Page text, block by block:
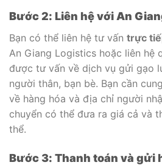
Bước 2: Liên hệ với An
Bạn có thể liên hệ tư vấn trực
An Giang Logistics hoặc liên hệ
được tư vấn về dịch vụ gửi gạo
người thân, bạn bè. Bạn cần
về hàng hóa và địa chỉ người
chuyển có thể đưa ra giá cả và
thể.
Bước 3: Thanh toán và gửi